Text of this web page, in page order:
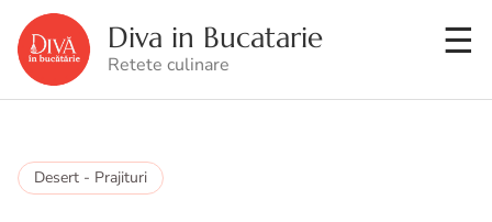
Diva in Bucatarie
Retete culinare
Desert - Prajituri